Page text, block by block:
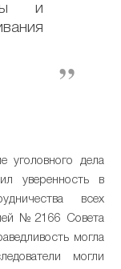
и
уголовного дела
уверенность в
всех
№2166 Совета
могла
могли